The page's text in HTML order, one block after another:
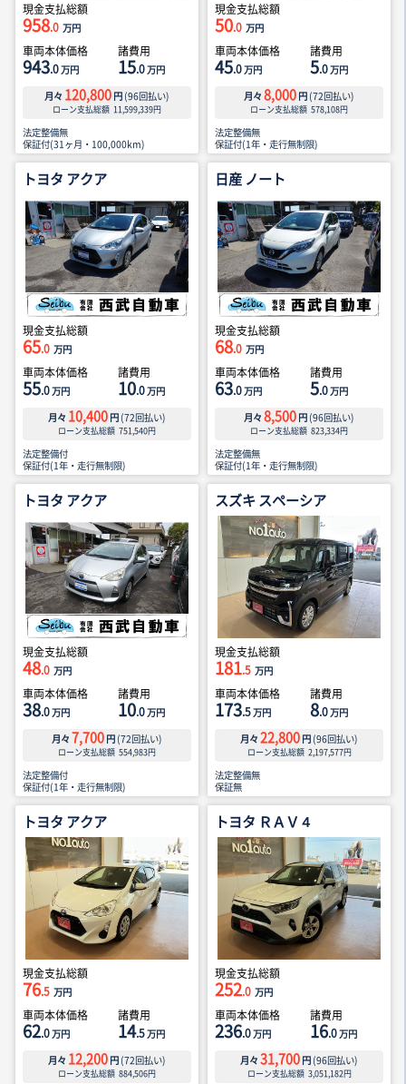
現金支払総額
958.0 万円
車両本体価格
943.0万円
諸費用
15.0万円
月々 120,800 円 (96回払い)
ローン支払総額 11,599,339円
法定整備無
保証付(31ヶ月・100,000km)
現金支払総額
50.0 万円
車両本体価格
45.0万円
諸費用
5.0万円
月々 8,000 円 (72回払い)
ローン支払総額 578,108円
法定整備無
保証付(1年・走行無制限)
トヨタ アクア
現金支払総額
65.0 万円
車両本体価格
55.0万円
諸費用
10.0万円
月々 10,400 円 (72回払い)
ローン支払総額 751,540円
法定整備付
保証付(1年・走行無制限)
日産 ノート
現金支払総額
68.0 万円
車両本体価格
63.0万円
諸費用
5.0万円
月々 8,500 円 (96回払い)
ローン支払総額 823,334円
法定整備無
保証付(1年・走行無制限)
トヨタ アクア
現金支払総額
48.0 万円
車両本体価格
38.0万円
諸費用
10.0万円
月々 7,700 円 (72回払い)
ローン支払総額 554,983円
法定整備付
保証付(1年・走行無制限)
スズキ スペーシア
現金支払総額
181.5 万円
車両本体価格
173.5万円
諸費用
8.0万円
月々 22,800 円 (96回払い)
ローン支払総額 2,197,577円
法定整備無
保証無
トヨタ アクア
現金支払総額
76.5 万円
車両本体価格
62.0万円
諸費用
14.5万円
月々 12,200 円 (72回払い)
ローン支払総額 884,506円
トヨタ ＲＡＶ４
現金支払総額
252.0 万円
車両本体価格
236.0万円
諸費用
16.0万円
月々 31,700 円 (96回払い)
ローン支払総額 3,051,182円